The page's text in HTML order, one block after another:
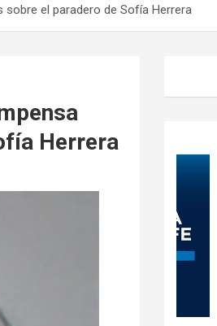
el paradero de Sofía Herrera
Herrera